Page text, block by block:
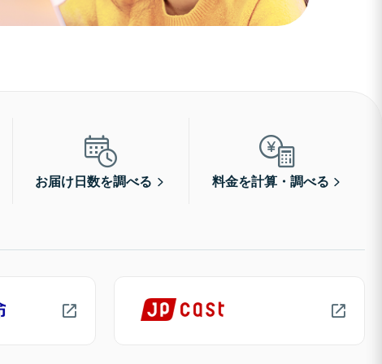
お届け日数を調べる 料金を計算・調べる